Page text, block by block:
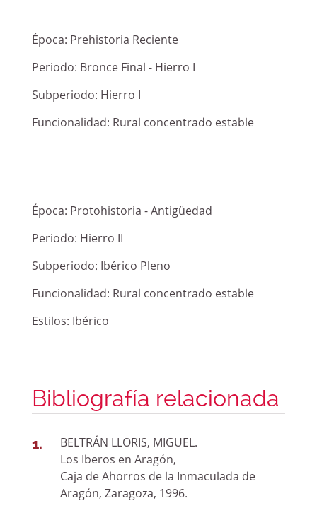
Época: Prehistoria Reciente
Periodo: Bronce Final - Hierro I
Subperiodo: Hierro I
Funcionalidad: Rural concentrado estable
Época: Protohistoria - Antigüedad
Periodo: Hierro II
Subperiodo: Ibérico Pleno
Funcionalidad: Rural concentrado estable
Estilos: Ibérico
Bibliografía relacionada
BELTRÁN LLORIS, MIGUEL.
Los Iberos en Aragón,
Caja de Ahorros de la Inmaculada de
Aragón, Zaragoza, 1996.